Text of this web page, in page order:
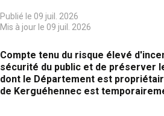
Publié le 09 juil. 2026
Mis à jour le 09 juil. 2026
Compte tenu du risque élevé
sécurité du public et de préserver
dont le Département est
de Kerguéhennec est